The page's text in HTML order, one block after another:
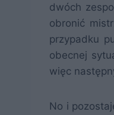
dwóch
obronić
przypadku
obecnej
więc
No i